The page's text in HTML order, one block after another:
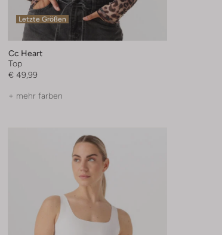
Letzte Größen
Cc Heart
Top
€ 49,99
+ mehr farben